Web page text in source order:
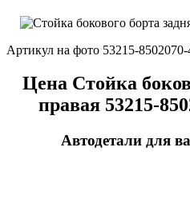
Артикул на фото 53215-8502070-
Цена Стойка
правая 53215-
Автодетали для